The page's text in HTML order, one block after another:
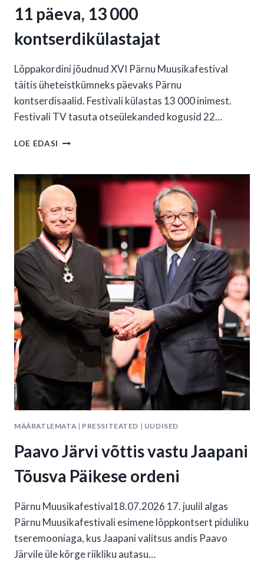
11 päeva, 13 000
kontserdikülastajat
Lõppakordini jõudnud XVI Pärnu Muusikafestival
täitis üheteistkümneks päevaks Pärnu
kontserdisaalid. Festivali külastas 13 000 inimest.
Festivali TV tasuta otseülekanded kogusid 22…
LOE EDASI PÄRNU
11
PÄEVA,
13
000
KONTSERDIKÜLASTAJAT
MÄÄRATLEMATA| PRESSITEATED | UUDISED
Paavo Järvi võttis vastu Jaapani
Tõusva Päikese ordeni
Pärnu Muusikafestival18.07.2026 17. juulil algas
Pärnu Muusikafestivali esimene lõppkontsert piduliku
tseremooniaga, kus Jaapani valitsus andis Paavo
Järvile üle kõrge riikliku autasu…